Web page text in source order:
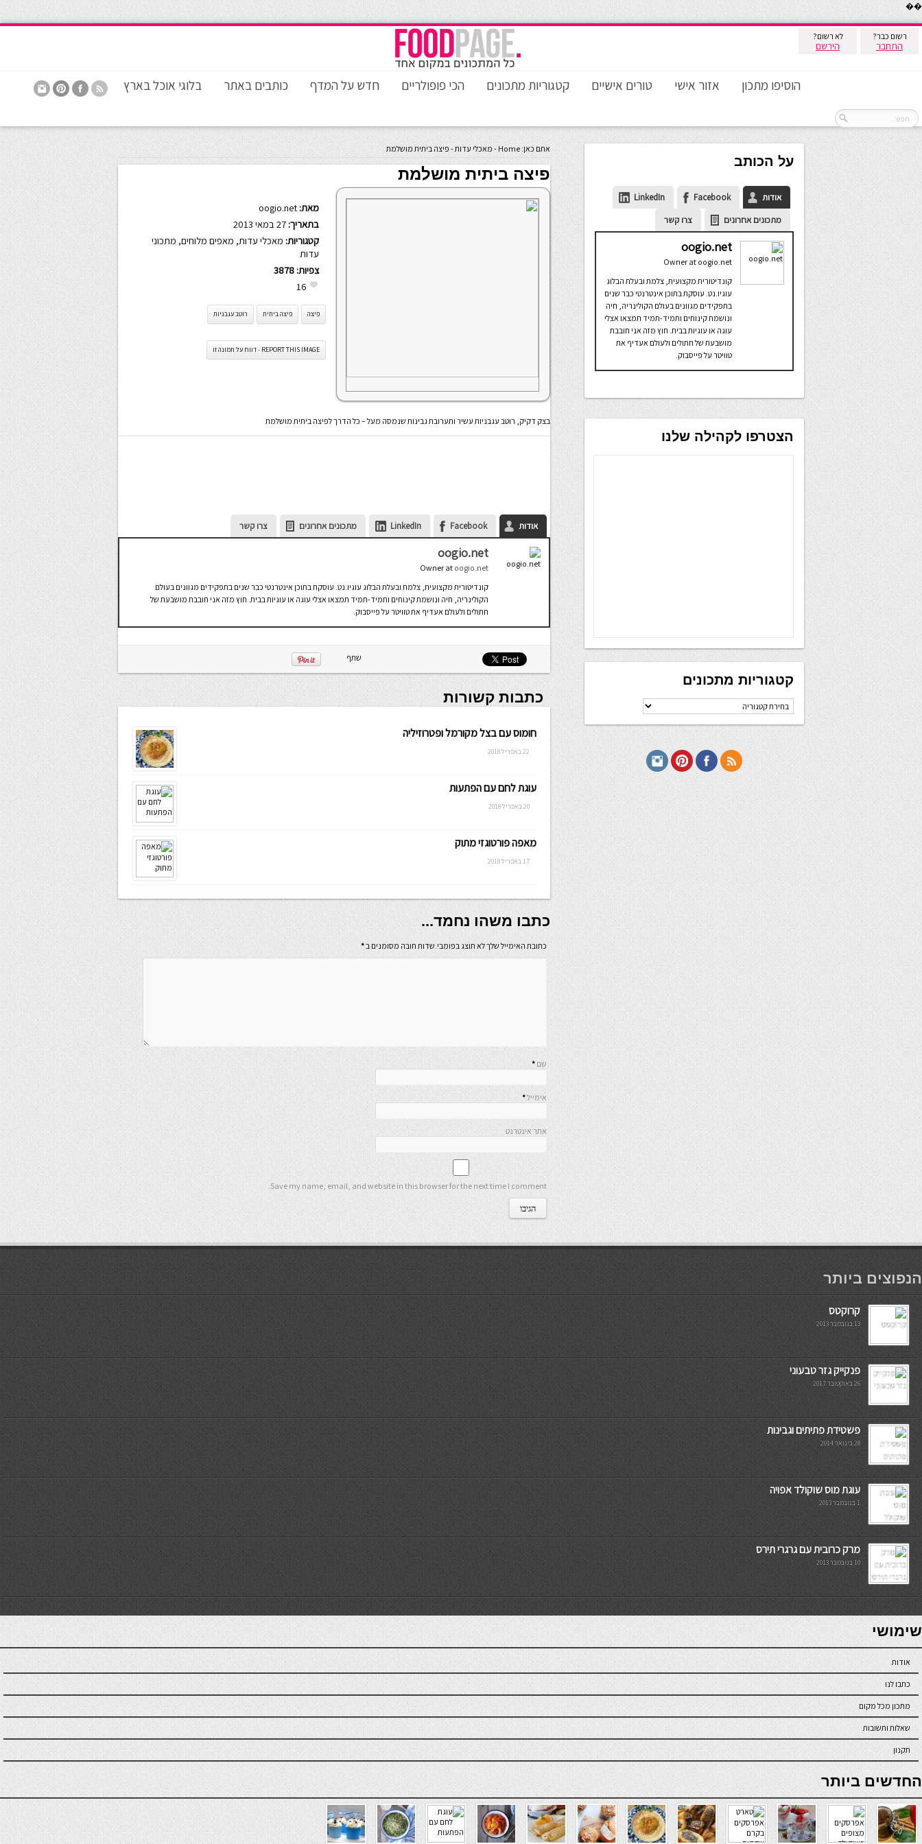
��
רשום כבר?
התחבר
לא רשום?
הירשם
הוסיפו מתכון אזור אישי טורים אישיים קטגוריות מתכונים הכי פופולריים חדש על המדף כותבים באתר בלוגי אוכל בארץ
אתם כאן: Home
-מאכלי עדות- פיצה ביתית מושלמת
פיצה ביתית מושלמת
מאת: oogio.net
בתאריך:
קטגוריות: מאכלי עדות, מאפים מלוחים, מתכוני
עדות
צפיות: 3878
16
פיצה פיצה ביתית רוטב עגבניות
REPORT THIS IMAGE - דווח על תמונה זו
בצק דקיק, רוטב עגבניות עשיר ותערובת גבינות שנמסה מעל – כל הדרך לפיצה ביתית מושלמת
אודות Facebook
LinkedIn מתכונים אחרונים צרו קשר
oogio.net
Owner at oogio.net
קונדיטורית מקצועית, צלמת ובעלת הבלוג עוגיו.נט. עוסקת בתוכן אינטרנטי כבר שנים בתפקידים מגוונים בעולם
הקולינריה, חיה ונושמת קינוחים ותמיד-תמיד תמצאו אצלי עוגה או עוגיות בבית. חוץ מזה אני חובבת מושבעת של
חתולים ולעולם אעדיף את טוויטר על פייסבוק.
שתף
כתבות קשורות
חומוס עם בצל מקורמל ופטרוזיליה
22 באפריל 2018
עוגת לחם עם הפתעות
20 באפריל 2018
מאפה פורטוגזי מתוק
17 באפריל 2018
כתבו משהו נחמד...
כתובת האימייל שלך לא תוצג בפומבי.שדות חובה מסומנים ב*
שם *
אימייל*
אתר אינטרנט
Save my name, email, and website in this browser for the next time I comment.
על הכותב
אודות Facebook
LinkedIn
מתכונים אחרונים
צרו קשר
oogio.net
Owner at oogio.net
קונדיטורית מקצועית, צלמת ובעלת הבלוג
עוגיו.נט. עוסקת בתוכן אינטרנטי כבר שנים
בתפקידים מגוונים בעולם הקולינריה, חיה
ונושמת קינוחים ותמיד-תמיד תמצאו אצלי
עוגה או עוגיות בבית. חוץ מזה אני חובבת
מושבעת של חתולים ולעולם אעדיף את
טוויטר על פייסבוק.
הצטרפו לקהילה שלנו
קטגוריות מתכונים
קטגוריות
מתכונים
мостбет кг
הנפוצים ביותר
קרוקטס
13 בנובמבר 2013
פנקייק גזר טבעוני
26 באוקטובר 2017
פשטידת פתיתים וגבינות
28 בינואר 2014
עוגת מוס שוקולד אפויה
1 בנובמבר 2013
מרק כרובית עם גרגרי תירס
10 בנובמבר 2013
7slots
seriöse online casinos österreich
שימושי
אודות
כתבו לנו
מתכון מכל מקום
שאלות ותשובות
תקנון
online casino
החדשים ביותר